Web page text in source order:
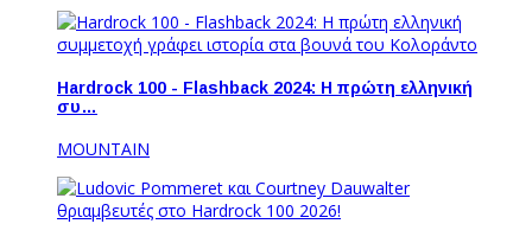
Hardrock 100 - Flashback 2024: Η πρώτη ελληνική
συ…
MOUNTAIN